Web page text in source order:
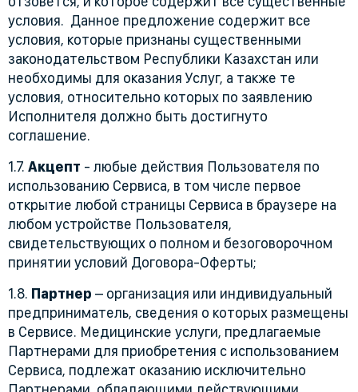
условия. Данное предложение содержит все
условия, которые признаны существенными
законодательством Республики Казахстан или
необходимы для оказания Услуг, а также те
условия, относительно которых по заявлению
Исполнителя должно быть достигнуто
соглашение.
1.7. Акцепт - любые действия Пользователя по
использованию Сервиса, в том числе первое
открытие любой страницы Сервиса в браузере на
любом устройстве Пользователя,
свидетельствующих о полном и безоговорочном
принятии условий Договора-Оферты;
1.8. Партнер – организация или индивидуальный
предприниматель, сведения о которых размещены
в Сервисе. Медицинские услуги, предлагаемые
Партнерами для приобретения с использованием
Сервиса, подлежат оказанию исключительно